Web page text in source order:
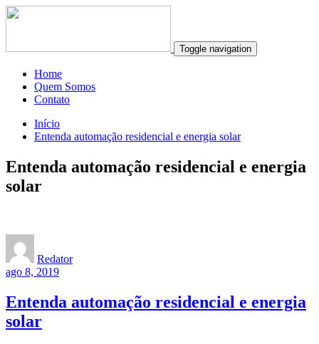
Toggle navigation
Home
Quem Somos
Contato
Início
Entenda automação residencial e energia solar
Entenda automação residencial e energia
solar
Redator
ago 8, 2019
Entenda automação residencial e energia
solar